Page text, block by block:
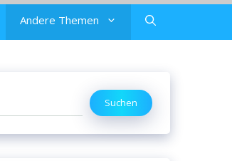
Andere Themen
Suchen